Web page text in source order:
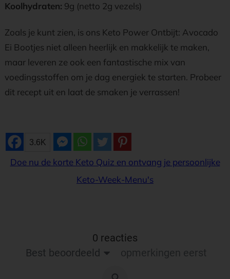
Koolhydraten: 9g (netto 2g vezels)
Zoals je kunt zien, is ons Keto Power Ontbijt: Avocado
Ei Bootjes niet alleen heerlijk en makkelijk te maken,
maar leveren ze ook een fantastische mix van
voedingsstoffen om je dag energiek te starten. Probeer
dit recept uit en laat de smaken je verrassen!
3.6K
Doe nu de korte Keto Quiz en ontvang je persoonlijke
Keto-Week-Menu's
0 reacties
Best beoordeeld
opmerkingen eerst